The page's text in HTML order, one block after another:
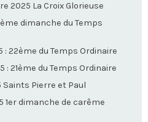
2025 La Croix Glorieuse
dimanche du Temps
: 22ème du Temps Ordinaire
: 21ème du Temps Ordinaire
Pierre et Paul
1er dimanche de carême